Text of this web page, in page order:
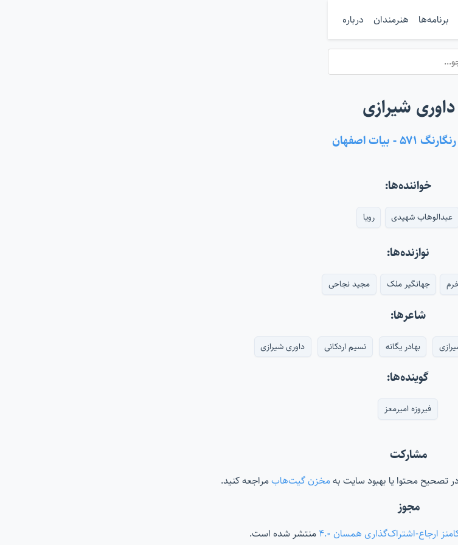
برنامه‌ها هنرمندان درباره
داوری شیرازی
- بیات اصفهان
خواننده‌ها:
عبدالوهاب شهیدی رویا
نوازنده‌ها:
جهانگیر ملک مجید نجاحی
شاعرها:
بهادر یگانه نسیم اردکانی داوری شیرازی
گوینده‌ها:
فیروزه امیرمعز
مشارکت
تصحیح محتوا یا بهبود سایت بهمخزن گیت‌هابمراجعه کنید.
مجوز
ارجاع-اشتراک‌گذاری همسان ۴.۰ منتشر شده است.